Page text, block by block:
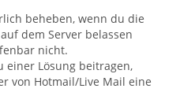
beheben, wenn du die
dem Server belassen
nicht.
einer Lösung beitragen,
von Hotmail/Live Mail eine